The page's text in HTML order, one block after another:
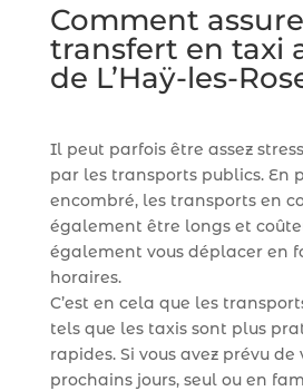
Comment
transfert en taxi
de L’Haÿ-les-
Il peut parfois être assez
par les transports publics. En
encombré, les transports en
également être longs et
également vous déplacer en
horaires.
C’est en cela que les
tels que les taxis sont plus
rapides. Si vous avez prévu
prochains jours, seul ou en